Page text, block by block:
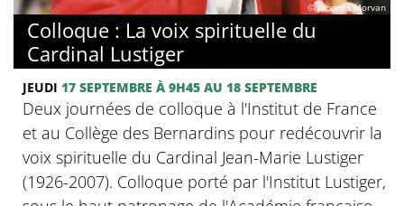
© Jacques Morvan
Colloque : La voix spirituelle du
Cardinal Lustiger
JEUDI 17 SEPTEMBRE À 9H45 AU 18 SEPTEMBRE
Deux journées de colloque à l'Institut de France
et au Collège des Bernardins pour redécouvrir la
voix spirituelle du Cardinal Jean-Marie Lustiger
(1926-2007). Colloque porté par l'Institut Lustiger,